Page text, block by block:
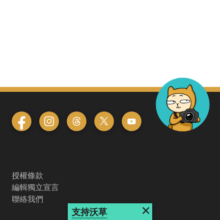
授權條款
編輯獨立宣言
聯絡我們
支持沃草 ×